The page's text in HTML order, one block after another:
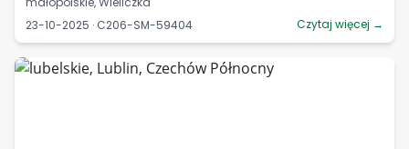
23-10-2025 · C206-SM-59404
Czytaj więcej →